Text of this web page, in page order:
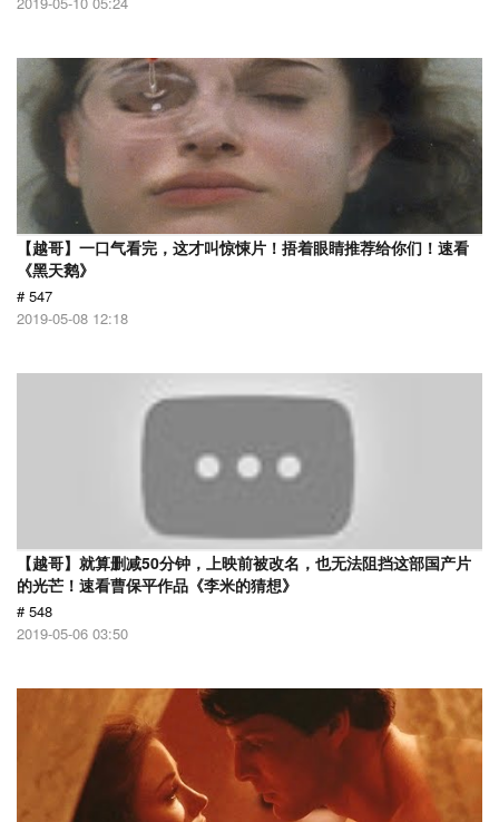
【越哥】一口气看完，这才叫惊悚片！捂着眼睛推荐给你们！速看
《黑天鹅》
# 547
2019-05-08 12:18
【越哥】就算删减50分钟，上映前被改名，也无法阻挡这部国产片
的光芒！速看曹保平作品《李米的猜想》
# 548
2019-05-06 03:50